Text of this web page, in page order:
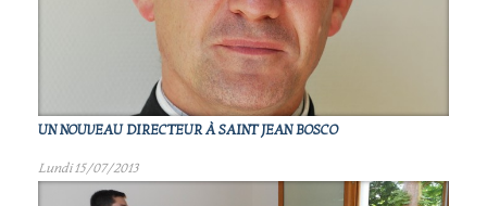
UN NOUVEAU DIRECTEUR À SAINT JEAN BOSCO
Lundi 15/07/2013